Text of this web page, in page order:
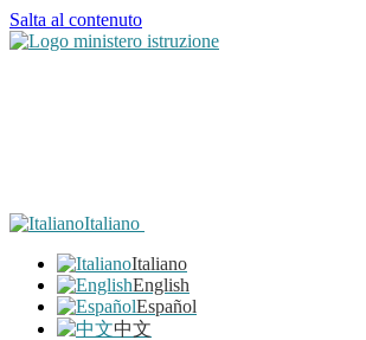
Salta al contenuto
Italiano
Italiano
English
Español
中文